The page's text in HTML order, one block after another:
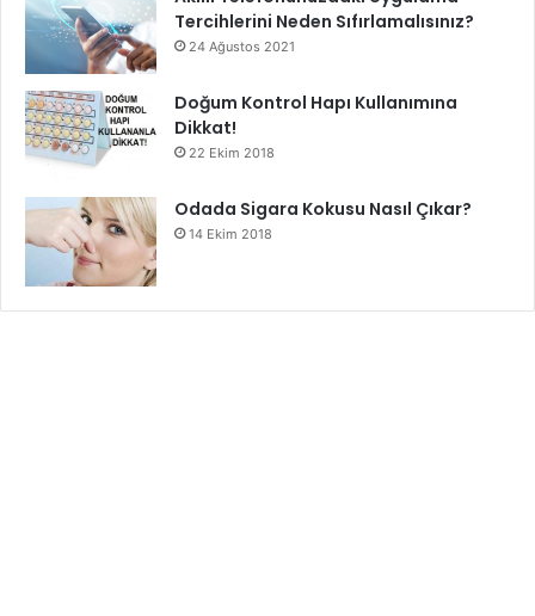
Tercihlerini Neden Sıfırlamalısınız?
24 Ağustos 2021
Doğum Kontrol Hapı Kullanımına
Dikkat!
22 Ekim 2018
Odada Sigara Kokusu Nasıl Çıkar?
14 Ekim 2018